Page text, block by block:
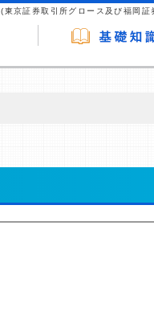
京証券取引所グロース及び福岡証